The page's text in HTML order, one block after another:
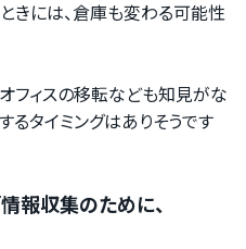
きには、倉庫も変わる可能性
フィスの移転なども知見がな
るタイミングはありそうです
報収集のために、